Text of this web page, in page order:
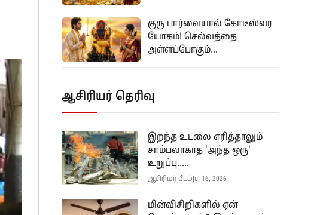
குரு பார்வையால் கோடீஸ்வர
யோகம்! செல்வத்தை
அள்ளப்போகும்...
ஆசிரியர் தெரிவு
இறந்த உடலை எரித்தாலும்
சாம்பலாகாத 'அந்த ஒரு'
உறுப்பு.....
ஆசிரியர் பீடம் Jul 16, 2026
மின்விசிறிகளில் ஏன்